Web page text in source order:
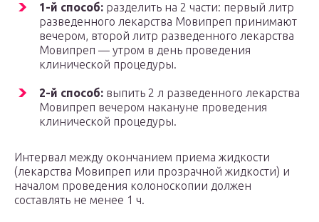
1-й способ: разделить на 2 части: первый литр
разведенного лекарства Мовипреп принимают
вечером, второй литр разведенного лекарства
Мовипреп — утром в день проведения
клинической процедуры.
2-й способ: выпить 2 л разведенного лекарства
Мовипреп вечером накануне проведения
клинической процедуры.
Интервал между окончанием приема жидкости
(лекарства Мовипреп или прозрачной жидкости) и
началом проведения колоноскопии должен
составлять не менее 1 ч.